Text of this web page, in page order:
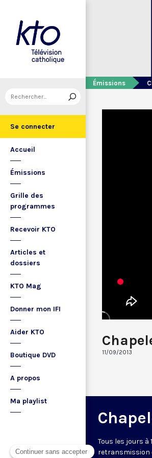
Se connecter
Accueil
Émissions
Grille des
programmes
Recevoir KTO
Articles et
dossiers
KTO Mag
Donner mon IFI
Aider KTO
Boutique DVD
A propos
Ma playlist
Émissions
11/09/2013
Tous les jours
retransmission